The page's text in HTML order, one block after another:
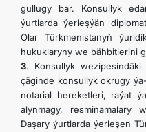
gullugy bar. Konsullyk
ýurtlarda ýerleşýän
Olar Türkmenistanyň
hukuklaryny we bähbitlerini
3. Konsullyk wezipesindäki
çäginde konsullyk okrugy
notarial hereketleri, raýat
alynmagy, resminamalary
Daşary ýurtlarda ýerleşen